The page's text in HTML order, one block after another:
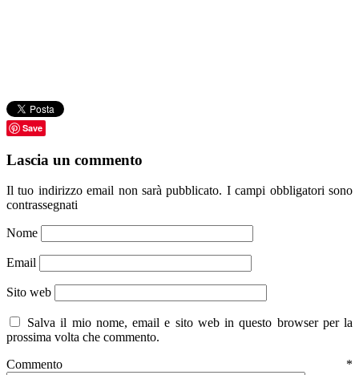
Save
Lascia un commento
Il tuo indirizzo email non sarà pubblicato. I campi obbligatori sono
contrassegnati
Nome
Email
Sito web
Salva il mio nome, email e sito web in questo browser per la
prossima volta che commento.
Commento *